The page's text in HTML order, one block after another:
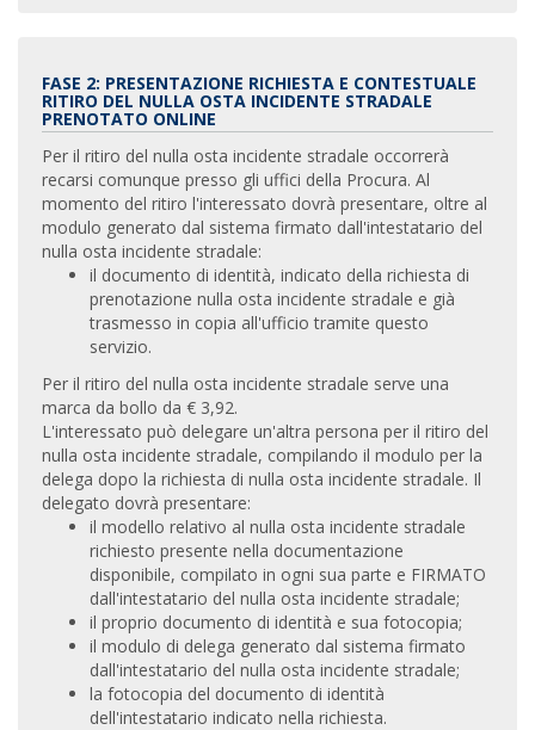
FASE 2: PRESENTAZIONE RICHIESTA E CONTESTUALE
RITIRO DEL NULLA OSTA INCIDENTE STRADALE
PRENOTATO ONLINE
Per il ritiro del nulla osta incidente stradale occorrerà
recarsi comunque presso gli uffici della Procura. Al
momento del ritiro l'interessato dovrà presentare, oltre al
modulo generato dal sistema firmato dall'intestatario del
nulla osta incidente stradale:
il documento di identità, indicato della richiesta di
prenotazione nulla osta incidente stradale e già
trasmesso in copia all'ufficio tramite questo
servizio.
Per il ritiro del nulla osta incidente stradale serve una
marca da bollo da € 3,92.
L'interessato può delegare un'altra persona per il ritiro del
nulla osta incidente stradale, compilando il modulo per la
delega dopo la richiesta di nulla osta incidente stradale. Il
delegato dovrà presentare:
il modello relativo al nulla osta incidente stradale
richiesto presente nella documentazione
disponibile, compilato in ogni sua parte e FIRMATO
dall'intestatario del nulla osta incidente stradale;
il proprio documento di identità e sua fotocopia;
il modulo di delega generato dal sistema firmato
dall'intestatario del nulla osta incidente stradale;
la fotocopia del documento di identità
dell'intestatario indicato nella richiesta.